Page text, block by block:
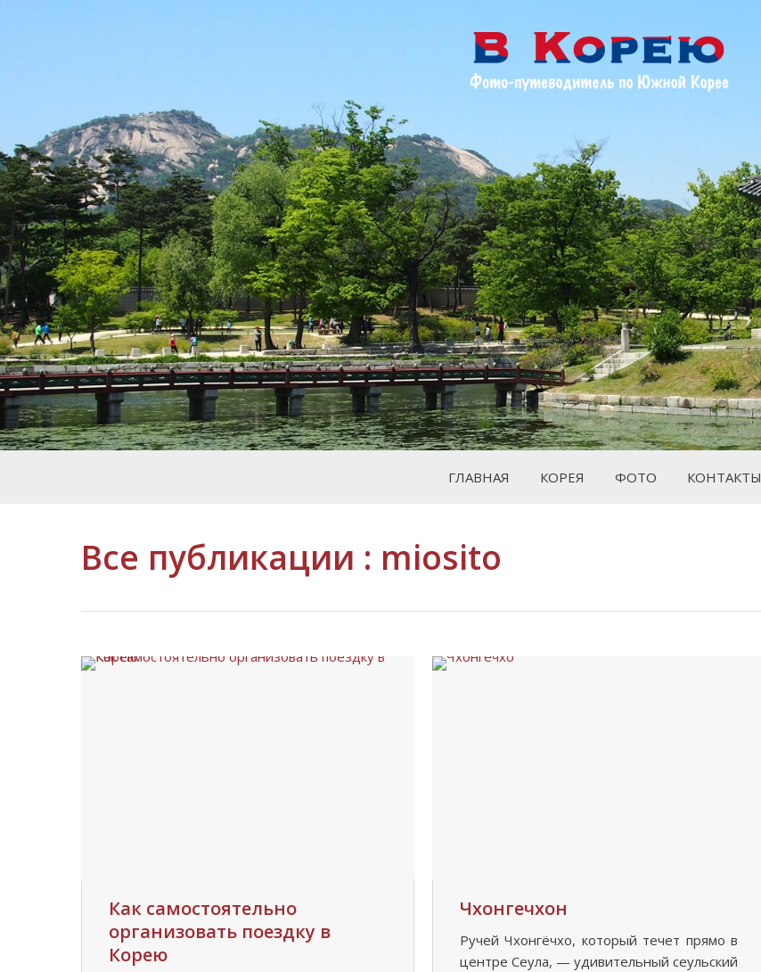
ГЛАВНАЯ КОРЕЯ ФОТО КОНТАКТЫ
Все публикации : miosito
Как самостоятельно
организовать поездку в
Корею
Чхонгечхон
Ручей Чхонгёчхо, который течет прямо в
центре Сеула, — удивительный сеульский